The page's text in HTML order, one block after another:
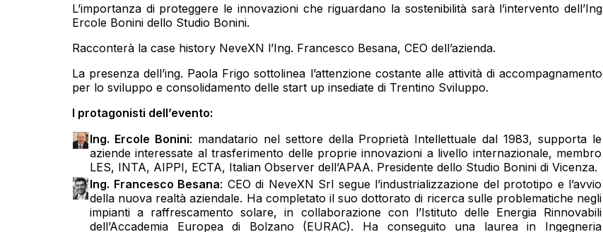
L’importanza di proteggere le innovazioni che riguardano la sostenibilità sarà l’intervento dell’Ing
Ercole Bonini dello Studio Bonini.
Racconterà la case history NeveXN l’Ing. Francesco Besana, CEO dell’azienda.
La presenza dell’ing. Paola Frigo sottolinea l’attenzione costante alle attività di accompagnamento
per lo sviluppo e consolidamento delle start up insediate di Trentino Sviluppo.
I protagonisti dell’evento:
Ing. Ercole Bonini: mandatario nel settore della Proprietà Intellettuale dal 1983, supporta le
aziende interessate al trasferimento delle proprie innovazioni a livello internazionale, membro
LES, INTA, AIPPI, ECTA, Italian Observer dell’APAA. Presidente dello Studio Bonini di Vicenza.
Ing. Francesco Besana: CEO di NeveXN Srl segue l’industrializzazione del prototipo e l’avvio
della nuova realtà aziendale. Ha completato il suo dottorato di ricerca sulle problematiche negli
impianti a raffrescamento solare, in collaborazione con l’Istituto delle Energia Rinnovabili
dell’Accademia Europea di Bolzano (EURAC). Ha conseguito una laurea in Ingegneria